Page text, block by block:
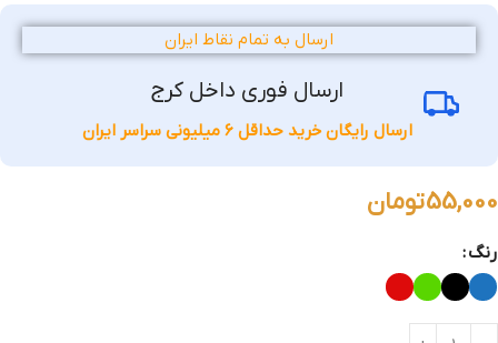
ارسال به تمام نقاط ایران
ارسال فوری داخل کرج
ارسال رایگان خرید حداقل 6 میلیونی سراسر ایران
55,000تومان
رنگ